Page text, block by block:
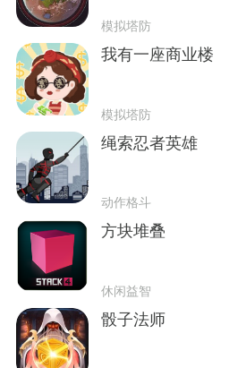
模拟塔防
我有一座商业楼
模拟塔防
绳索忍者英雄
动作格斗
方块堆叠
休闲益智
骰子法师